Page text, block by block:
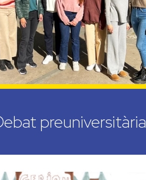
preuniversitària